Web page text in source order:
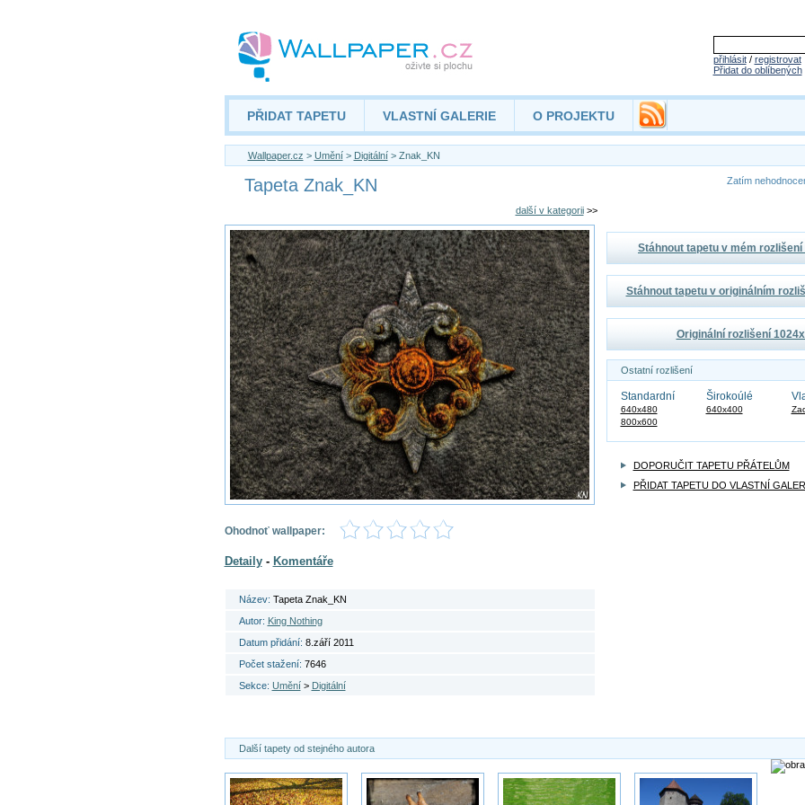
přihlásit/ registrovat
Přidat do oblíbených
PŘIDAT TAPETU VLASTNÍ GALERIE O PROJEKTU
Wallpaper.cz > Umění> Digitální> Znak_KN
Tapeta Znak_KN Zatím
další v kategorii>>
Ohodnoť wallpaper:
Detaily- Komentáře
Název: Tapeta Znak_KN
Autor: King Nothing
Datum přidání: 8.září 2011
Počet stažení: 7646
Sekce: Umění> Digitální
Stáhnout tapetu v mém rozlišení
Stáhnout tapetu v originálním
Originální rozlišení
Ostatní rozlišení
Standardní
640x480
800x600
Širokoúlé
640x400
DOPORUČIT TAPETU PŘÁTELŮM
PŘIDAT TAPETU DO VLASTNÍ
Další tapety od stejného autora